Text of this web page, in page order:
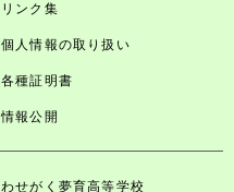
リンク集
個人情報の取り扱い
各種証明書
情報公開
わせがく夢育高等学校